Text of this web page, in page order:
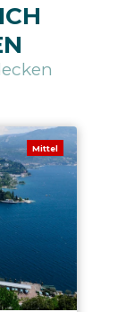
Mittel